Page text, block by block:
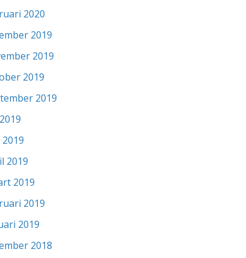
2020
2019
2019
2019
2019
2019
2019
2019
2019
2018